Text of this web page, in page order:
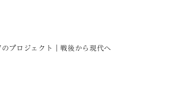
プロジェクト｜戦後から現代へ